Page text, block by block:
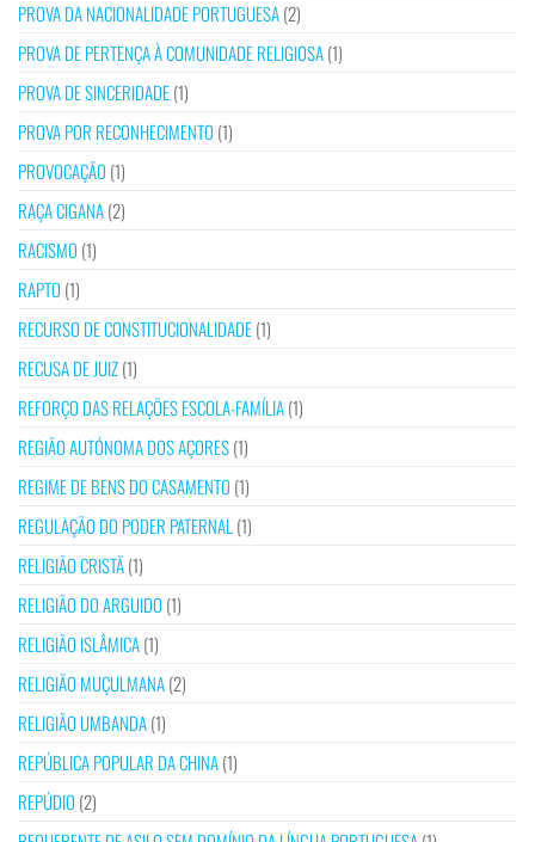
PROVA DA NACIONALIDADE PORTUGUESA(2)
PROVA DE PERTENÇA À COMUNIDADE RELIGIOSA(1)
PROVA DE SINCERIDADE(1)
PROVA POR RECONHECIMENTO (1)
PROVOCAÇÃO (1)
RAÇA CIGANA(2)
RACISMO (1)
RAPTO (1)
RECURSO DE CONSTITUCIONALIDADE(1)
RECUSA DE JUIZ(1)
REFORÇO DAS RELAÇÕES ESCOLA-FAMÍLIA(1)
REGIÃO AUTÓNOMA DOS AÇORES(1)
REGIME DE BENS DO CASAMENTO (1)
REGULAÇÃO DO PODER PATERNAL (1)
RELIGIÃO CRISTÃ(1)
RELIGIÃO DO ARGUIDO (1)
RELIGIÃO ISLÂMICA(1)
RELIGIÃO MUÇULMANA(2)
RELIGIÃO UMBANDA(1)
REPÚBLICA POPULAR DA CHINA(1)
REPÚDIO (2)